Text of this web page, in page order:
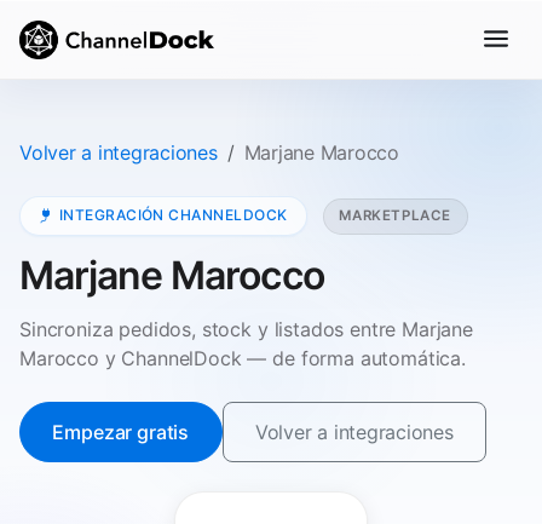
Volver a integraciones Marjane Marocco
INTEGRACIÓN CHANNELDOCK MARKETPLACE
Marjane Marocco
Sincroniza pedidos, stock y listados entre Marjane
Marocco y ChannelDock — de forma automática.
Empezar gratis Volver a integraciones